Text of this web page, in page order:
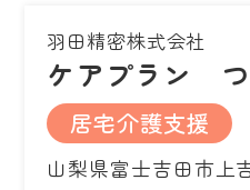
羽田精密株式会社
ケアプラン
居宅介護支援
山梨県富士吉田市上